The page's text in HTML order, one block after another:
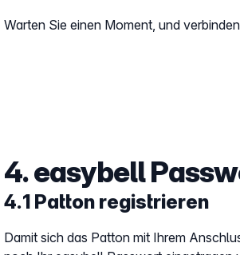
Warten Sie einen Moment, und
4. easybell
4.1 Patton registrieren
Damit sich das Patton mit Ihrem